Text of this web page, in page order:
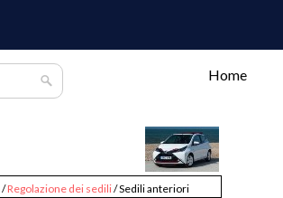
Home
/Regolazione dei sedili/ Sedili anteriori